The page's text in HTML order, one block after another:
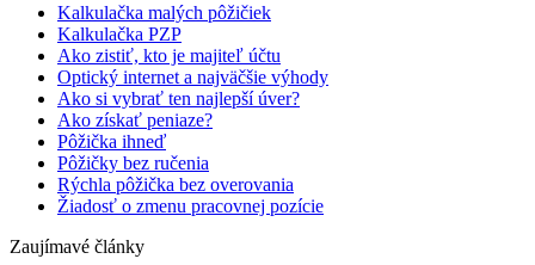
Kalkulačka malých pôžičiek
Kalkulačka PZP
Ako zistiť, kto je majiteľ účtu
Optický internet a najväčšie výhody
Ako si vybrať ten najlepší úver?
Ako získať peniaze?
Pôžička ihneď
Pôžičky bez ručenia
Rýchla pôžička bez overovania
Žiadosť o zmenu pracovnej pozície
Zaujímavé články